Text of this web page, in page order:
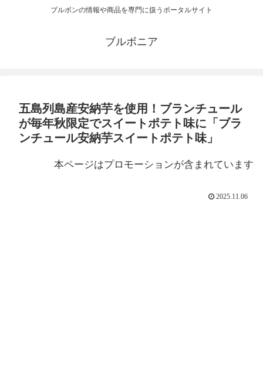
ブルボンの情報や商品を専門に扱うポータルサイト
ブルボニア
五島列島産安納芋を使用！ブランチュール
が毎年秋限定でスイートポテト味に「ブラ
ンチュール安納芋スイートポテト味」
本ページはプロモーションが含まれています
2025.11.06